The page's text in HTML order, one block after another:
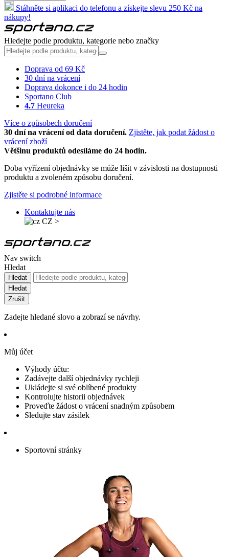
Stáhněte si aplikaci do telefonu a získejte slevu 250 Kč na
nákupy!
Hledejte podle produktu, kategorie nebo značky
Doprava od 69 Kč
30 dní na vrácení
Doprava dokonce i do 24 hodin
Sportano Club
4.7 Heureka
Více o způsobech doručení
30 dní na vrácení od data doručení. Zjistěte, jak podat žádost o
vrácení zboží
Většinu produktů odesíláme do 24 hodin.
Doba vyřízení objednávky se může lišit v závislosti na dostupnosti
produktu a zvoleném způsobu doručení.
Zjistěte si podrobné informace
Kontaktujte nás
CZ >
Nav switch
Hledat
Hledat
Hledat
Zrušit
Zadejte hledané slovo a zobrazí se návrhy.
Můj účet
Výhody účtu:
Zadávejte další objednávky rychleji
Ukládejte si své oblíbené produkty
Kontrolujte historii objednávek
Proveďte žádost o vrácení snadným způsobem
Sledujte stav zásilek
Sportovní stránky